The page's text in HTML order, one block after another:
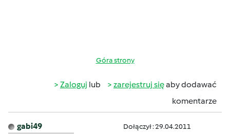
Góra strony
Zaloguj lub zarejestruj sięaby dodawać
komentarze
gabi49 Dołączył : 29.04.2011